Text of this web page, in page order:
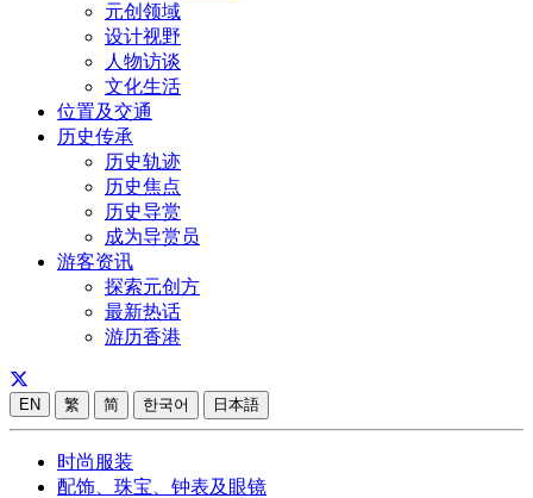
元创领域
设计视野
人物访谈
文化生活
位置及交通
历史传承
历史轨迹
历史焦点
历史导赏
成为导赏员
游客资讯
探索元创方
最新热话
游历香港
EN 繁 简 한국어 日本語
时尚服装
配饰、珠宝、钟表及眼镜